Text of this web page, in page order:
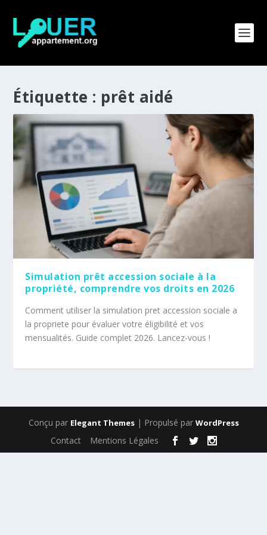
Étiquette : prêt aidé
Simulation prêt accession sociale à la
propriété, comprendre vos droits en 2026
Comment utiliser la simulation pret accession sociale a
la propriete pour évaluer votre éligibilité et vos
mensualités. Guide complet 2026. Lancez-vous !
Conçu par Elegant Themes| Propulsé par WordPress
Contact Mentions Légales